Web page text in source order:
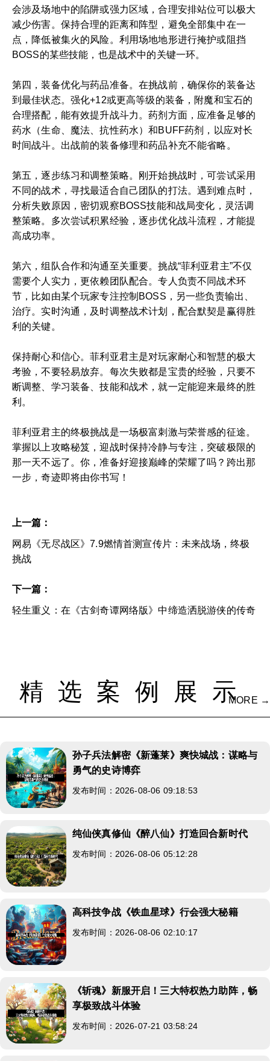
会涉及场地中的陷阱或强力区域，合理安排站位可以极大
减少伤害。保持合理的距离和阵型，避免全部集中在一
点，降低被集火的风险。利用场地地形进行掩护或阻挡
BOSS的某些技能，也是战术中的关键一环。
第四，装备优化与药品准备。在挑战前，确保你的装备达
到最佳状态。强化+12或更高等级的装备，附魔和宝石的
合理搭配，能有效提升战斗力。药剂方面，应准备足够的
药水（生命、魔法、抗性药水）和BUFF药剂，以应对长
时间战斗。出战前的装备修理和药品补充不能省略。
第五，逐步练习和调整策略。刚开始挑战时，可尝试采用
不同的战术，寻找最适合自己团队的打法。遇到难点时，
分析失败原因，密切观察BOSS技能和战局变化，灵活调
整策略。多次尝试积累经验，逐步优化战斗流程，才能提
高成功率。
第六，组队合作和沟通至关重要。挑战“菲利亚君主”不仅
需要个人实力，更依赖团队配合。专人负责不同战术环
节，比如由某个玩家专注控制BOSS，另一些负责输出、
治疗。实时沟通，及时调整战术计划，配合默契是赢得胜
利的关键。
保持耐心和信心。菲利亚君主是对玩家耐心和智慧的极大
考验，不要轻易放弃。每次失败都是宝贵的经验，只要不
断调整、学习装备、技能和战术，就一定能迎来最终的胜
利。
菲利亚君主的终极挑战是一场极富刺激与荣誉感的征途。
掌握以上攻略秘笈，迎战时保持冷静与专注，突破极限的
那一天不远了。你，准备好迎接巅峰的荣耀了吗？跨出那
一步，奇迹即将由你书写！
上一篇：
网易《无尽战区》7.9燃情首测宣传片：未来战场，终极
挑战
下一篇：
轻生重义：在《古剑奇谭网络版》中缔造洒脱游侠的传奇
精选案例展示MORE →
孙子兵法解密《新蓬莱》爽快城战：谋略与
勇气的史诗博弈
发布时间：2026-08-06 09:18:53
纯仙侠真修仙《醉八仙》打造回合新时代
发布时间：2026-08-06 05:12:28
高科技争战《铁血星球》行会强大秘籍
发布时间：2026-08-06 02:10:17
《斩魂》新服开启！三大特权热力助阵，畅
享极致战斗体验
发布时间：2026-07-21 03:58:24